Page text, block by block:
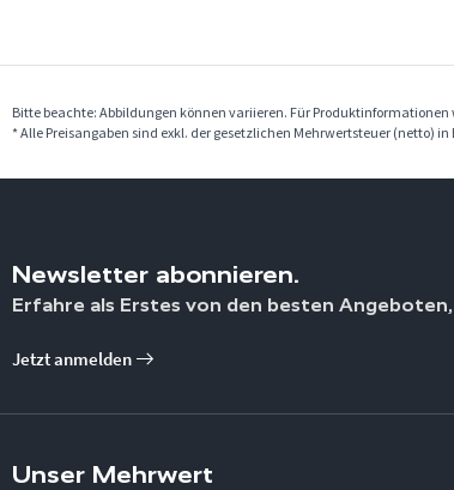
Bitte beachte: Abbildungen können variieren. Für
* Alle Preisangaben sind exkl. der gesetzlichen Mehrwertsteuer (netto) in
Newsletter abonnieren.
Erfahre als Erstes von den besten
Jetzt anmelden
Unser Mehrwert